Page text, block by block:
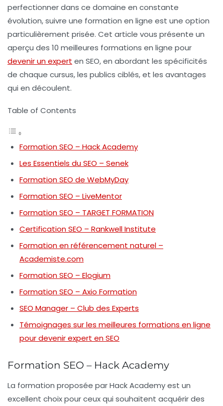
perfectionner dans ce domaine en constante
évolution, suivre une formation en ligne est une option
particulièrement prisée. Cet article vous présente un
aperçu des 10 meilleures formations en ligne pour
devenir un expert en SEO, en abordant les spécificités
de chaque cursus, les publics ciblés, et les avantages
qui en découlent.
Table of Contents
Formation SEO – Hack Academy
Les Essentiels du SEO – Senek
Formation SEO de WebMyDay
Formation SEO – LiveMentor
Formation SEO – TARGET FORMATION
Certification SEO – Rankwell Institute
Formation en référencement naturel –
Academiste.com
Formation SEO – Elogium
Formation SEO – Axio Formation
SEO Manager – Club des Experts
Témoignages sur les meilleures formations en ligne
pour devenir expert en SEO
Formation SEO – Hack Academy
La formation proposée par Hack Academy est un
excellent choix pour ceux qui souhaitent acquérir des